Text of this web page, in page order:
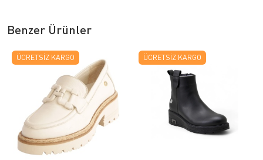
Benzer Ürünler
ÜCRETSIZ KARGO ÜCRETSIZ KARGO